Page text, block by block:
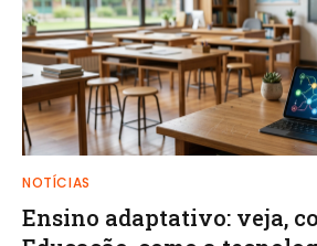
NOTÍCIAS
Ensino adaptativo: veja,